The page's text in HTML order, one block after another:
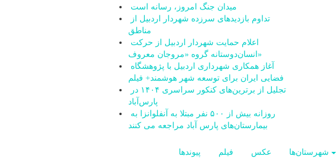
میدان جنگ امروز، رسانه است
مناطق
انسان‌دوستانه گروه «مروجان معروف»
فضایی ایران برای توسعه شهر هوشمند+ فیلم
بیمارستان‌های پارس آباد مراجعه می کنند
عکس فیلم پیوندها